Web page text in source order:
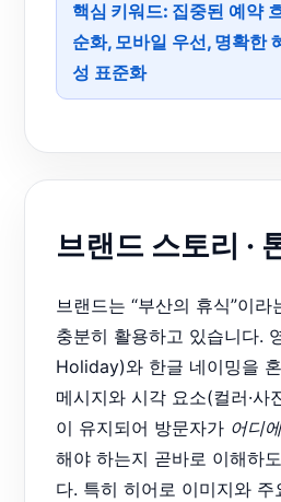
핵심 키워드: 집중된 예약
순화, 모바일 우선, 명확한
성 표준화
브랜드 스토리 ·
브랜드는 “부산의 휴식”이
충분히 활용하고 있습니다.
Holiday)와 한글 네이밍을
메시지와 시각 요소(컬러·사
이 유지되어 방문자가 어디
해야 하는지 곧바로 이해하
다. 특히 히어로 이미지와